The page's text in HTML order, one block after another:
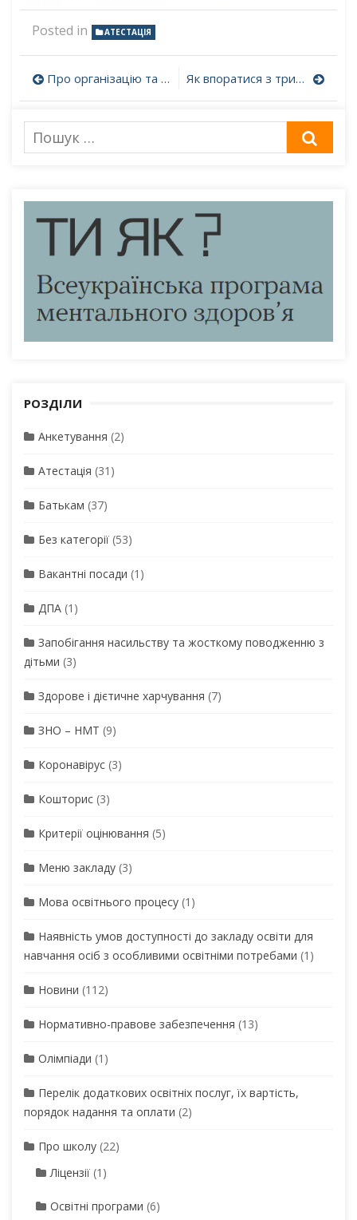
Posted in АТЕСТАЦІЯ
Навігація
записів
Про організацію та проведення атестації педагогічних працівників у 2024/2025 навчальному році Як впоратися з тривогою в укритті ?
Пошук
для:
РОЗДІЛИ
Анкетування (2)
Атестація (31)
Батькам (37)
Без категорії (53)
Вакантні посади (1)
ДПА (1)
Запобігання насильству та жосткому поводженню з
дітьми (3)
Здорове і дієтичне харчування (7)
ЗНО – НМТ (9)
Коронавірус (3)
Кошторис (3)
Критерії оцінювання (5)
Меню закладу (3)
Мова освітнього процесу (1)
Наявність умов доступності до закладу освіти для
навчання осіб з особливими освітніми потребами (1)
Новини (112)
Нормативно-правове забезпечення (13)
Олімпіади (1)
Перелік додаткових освітніх послуг, їх вартість,
порядок надання та оплати (2)
Про школу (22)
Ліцензії (1)
Освітні програми (6)